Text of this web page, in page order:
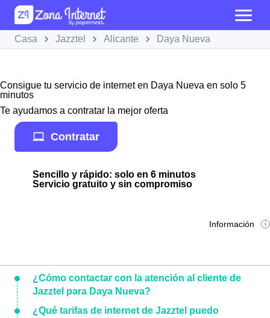
Casa Jazztel Alicante Daya Nueva
Consigue tu servicio de internet en Daya Nueva en solo 5
minutos
Te ayudamos a contratar la mejor oferta
Contratar
Sencillo y rápido: solo en 6 minutos
Servicio gratuito y sin compromiso
Información
¿Cómo contactar con la atención al cliente de
Jazztel para Daya Nueva?
¿Qué tarifas de internet de Jazztel puedo